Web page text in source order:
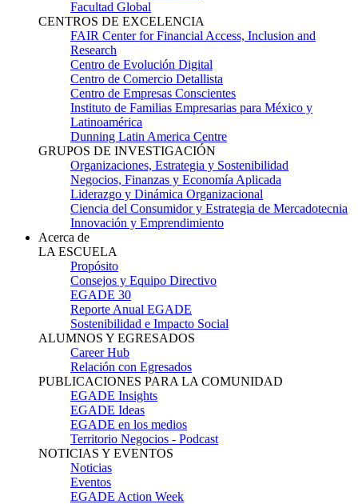
Facultad Global
CENTROS DE EXCELENCIA
FAIR Center for Financial Access, Inclusion and
Research
Centro de Evolución Digital
Centro de Comercio Detallista
Centro de Empresas Conscientes
Instituto de Familias Empresarias para México y
Latinoamérica
Dunning Latin America Centre
GRUPOS DE INVESTIGACIÓN
Organizaciones, Estrategia y Sostenibilidad
Negocios, Finanzas y Economía Aplicada
Liderazgo y Dinámica Organizacional
Ciencia del Consumidor y Estrategia de Mercadotecnia
Innovación y Emprendimiento
Acerca de
LA ESCUELA
Propósito
Consejos y Equipo Directivo
EGADE 30
Reporte Anual EGADE
Sostenibilidad e Impacto Social
ALUMNOS Y EGRESADOS
Career Hub
Relación con Egresados
PUBLICACIONES PARA LA COMUNIDAD
EGADE Insights
EGADE Ideas
EGADE en los medios
Territorio Negocios - Podcast
NOTICIAS Y EVENTOS
Noticias
Eventos
EGADE Action Week